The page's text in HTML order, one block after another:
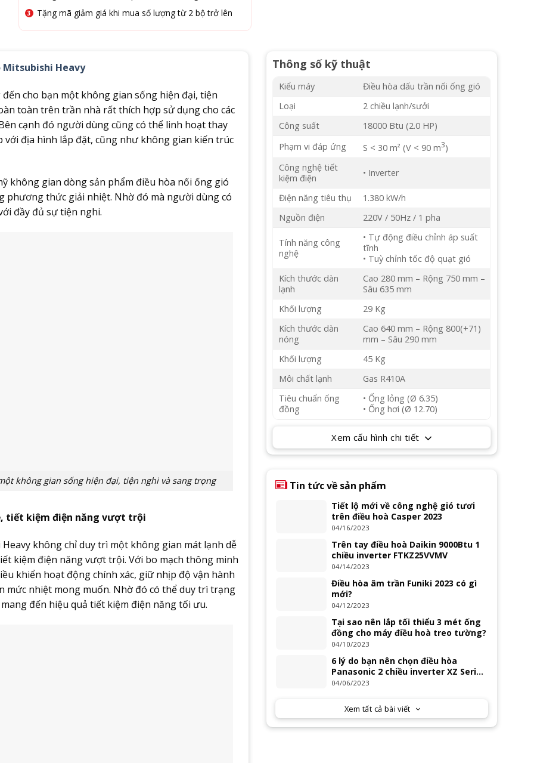
Tặng mã giảm giá khi mua số lượng từ 2 bộ trở lên
Heavy
cho bạn một không gian sống hiện đại, tiện
toàn trên trần nhà rất thích hợp sử dụng cho các
cạnh đó người dùng cũng có thể linh hoạt thay
địa hình lắp đặt, cũng như không gian kiến trúc
không gian dòng sản phẩm điều hòa nối ống gió
phương thức giải nhiệt. Nhờ đó mà người dùng có
đầy đủ sự tiện nghi.
không gian sống hiện đại, tiện nghi và sang trọng
tiết kiệm điện năng vượt trội
không chỉ duy trì một không gian mát lạnh dễ
kiệm điện năng vượt trội. Với bo mạch thông minh
khiển hoạt động chính xác, giữ nhịp độ vận hành
mức nhiệt mong muốn. Nhờ đó có thể duy trì trạng
đến hiệu quả tiết kiệm điện năng tối ưu.
Thông số kỹ thuật
Kiểu máy
Điều hòa dấu trần nối ống gió
Loại
2 chiều lạnh/sưởi
Công suất
18000 Btu (2.0 HP)
Phạm vi đáp ứng
S < 30 m² (V < 90 m3)
Công nghệ tiết
kiệm điện
• Inverter
Điện năng tiêu thụ
1.380 kW/h
Nguồn điện
220V / 50Hz / 1 pha
Tính năng công
nghệ
• Tự động điều chỉnh áp suất
tĩnh
• Tuỳ chỉnh tốc độ quạt gió
Kích thước dàn
lạnh
Cao 280 mm – Rộng 750 mm –
Sâu 635 mm
Khối lượng
29 Kg
Kích thước dàn
nóng
Cao 640 mm – Rộng 800(+71)
mm – Sâu 290 mm
Khối lượng
45 Kg
Môi chất lạnh
Gas R410A
Tiêu chuẩn ống
đồng
• Ống lỏng (Ø 6.35)
• Ống hơi (Ø 12.70)
Xem cấu hình chi tiết
Tin tức về sản phẩm
Tiết lộ mới về công nghệ gió tươi
trên điều hoà Casper 2023
04/16/2023
Trên tay điều hoà Daikin 9000Btu 1
chiều inverter FTKZ25VVMV
04/14/2023
Điều hòa âm trần Funiki 2023 có gì
mới?
04/12/2023
Tại sao nên lắp tối thiểu 3 mét ống
đồng cho máy điều hoà treo tường?
04/10/2023
6 lý do bạn nên chọn điều hòa
Panasonic 2 chiều inverter XZ Series
2023
04/06/2023
Xem tất cả bài viết